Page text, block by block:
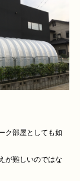
ク部屋としても如
が難しいのではな